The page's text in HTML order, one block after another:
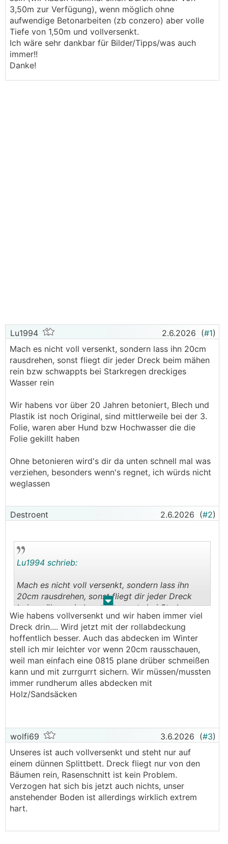
3,50m zur Verfügung), wenn möglich ohne
aufwendige Betonarbeiten (zb conzero) aber volle
Tiefe von 1,50m und vollversenkt.
Ich wäre sehr dankbar für Bilder/Tipps/was auch
immer!!
Danke!
Lu1994 2.6.2026 (#1)
Mach es nicht voll versenkt, sondern lass ihn 20cm
rausdrehen, sonst fliegt dir jeder Dreck beim mähen
rein bzw schwappts bei Starkregen dreckiges
Wasser rein
Wir habens vor über 20 Jahren betoniert, Blech und
Plastik ist noch Original, sind mittlerweile bei der 3.
Folie, waren aber Hund bzw Hochwasser die die
Folie gekillt haben
Ohne betonieren wird's dir da unten schnell mal was
verziehen, besonders wenn's regnet, ich würds nicht
weglassen
Destroent 2.6.2026 (#2)
. .
Lu1994 schrieb:
Mach es nicht voll versenkt, sondern lass ihn
20cm rausdrehen, sonst fliegt dir jeder Dreck
beim mähen rein bzw schwappts bei Starkregen
dreckiges Wasser rein
Wir habens vor über 20 Jahren betoniert, Blech
und Plastik ist noch Original, sind mittlerweile bei
der 3. Folie, waren aber Hund bzw Hochwasser
die die Folie gekillt haben
Ohne betonieren wird's dir da unten schnell mal
Wie habens vollversenkt und wir haben immer viel
Dreck drin.... Wird jetzt mit der rollabdeckung
hoffentlich besser. Auch das abdecken im Winter
stell ich mir leichter vor wenn 20cm rausschauen,
weil man einfach eine 0815 plane drüber schmeißen
kann und mit zurrgurrt sichern. Wir müssen/mussten
immer rundherum alles abdecken mit
Holz/Sandsäcken
wolfi69 3.6.2026 (#3)
Unseres ist auch vollversenkt und steht nur auf
einem dünnen Splittbett. Dreck fliegt nur von den
Bäumen rein, Rasenschnitt ist kein Problem.
Verzogen hat sich bis jetzt auch nichts, unser
anstehender Boden ist allerdings wirklich extrem
hart.